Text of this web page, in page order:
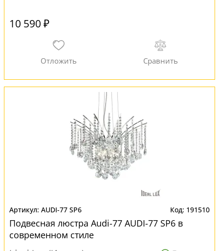
10 590 ₽
AUDI-77 SP6 191510
Подвесная люстра Audi-77 AUDI-77 SP6 в
современном стиле